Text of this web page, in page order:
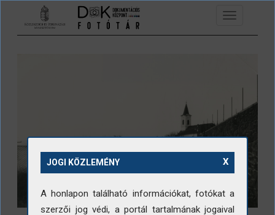
Ugrás a tartalomra
Toggle
navigation
X
JOGI KÖZLEMÉNY
A honlapon található információkat, fotókat a
szerzői jog védi, a portál tartalmának jogaival